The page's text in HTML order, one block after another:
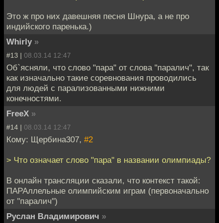
Это ж про них давешняя песня Шнура, а не про
индийского паренька.)
Whirly »
#13 | 08.03.14 12:47
Об`ясняли, что слово "пара" от слова "паралич", так
как изначально такие соревнования проводились
для людей с парализованными нижними
конечностями.
FreeX »
#14 | 08.03.14 12:47
Кому: Щербина307, #2
> Что означает слово "пара" в названии олимпиады?
В онлайн трансляции сказали, что контекст такой:
ПАРАллельные олимпийским играм (первоначально
от "паралич")
Руслан Владимирович »